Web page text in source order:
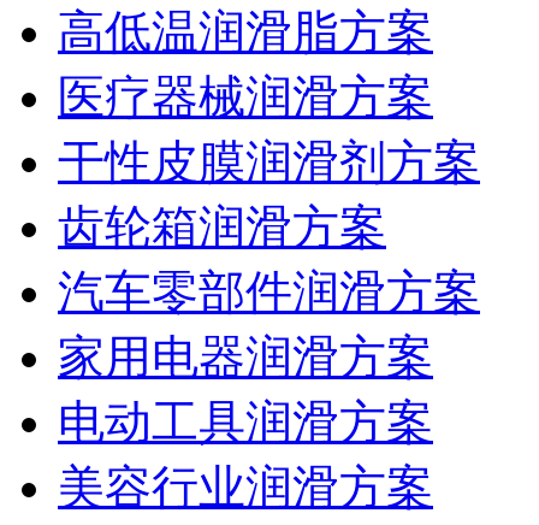
高低温润滑脂方案
医疗器械润滑方案
干性皮膜润滑剂方案
齿轮箱润滑方案
汽车零部件润滑方案
家用电器润滑方案
电动工具润滑方案
美容行业润滑方案